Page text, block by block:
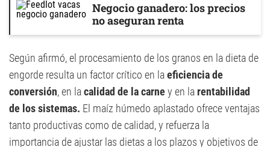
Negocio ganadero: los precios
no aseguran renta
Según afirmó, el procesamiento de los granos en la dieta de
engorde resulta un factor crítico en laeficiencia de
conversión, en lacalidad de la carne y en la rentabilidad
de los sistemas. El maíz húmedo aplastado ofrece ventajas
tanto productivas como de calidad, y refuerza la
importancia de ajustar las dietas a los plazos y objetivos de